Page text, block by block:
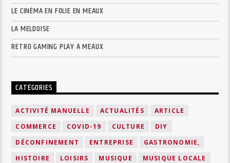
LE CINÉMA EN FOLIE EN MEAUX
LA MELDOISE
RETRO GAMING PLAY À MEAUX
CATÉGORIES
ACTIVITÉ MANUELLE ACTUALITÉS
ARTICLE
COMMERCE
COVID-19 CULTURE
DIY
DÉCONFINEMENT
ENTREPRISE
GASTRONOMIE,
HISTOIRE
LOISIRS MUSIQUE
MUSIQUE LOCALE